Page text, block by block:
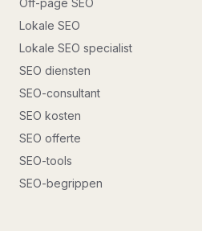
Off-page SEO
Lokale SEO
Lokale SEO specialist
SEO diensten
SEO-consultant
SEO kosten
SEO offerte
SEO-tools
SEO-begrippen